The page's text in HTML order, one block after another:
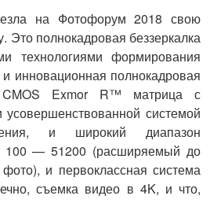
на Фотофорум 2018 свою
Это полнокадровая беззеркалка
технологиями формирования
инновационная полнокадровая
CMOS Exmor R™ матрица с
системой
и широкий диапазон
100 — 51200 (расширяемый до
и первоклассная система
съемка видео в 4K, и что,